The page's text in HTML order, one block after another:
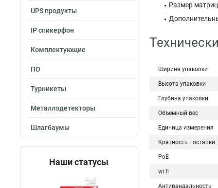
UPS продукты
IP спикерфон
Комплектующие
ПО
Турникеты
Металлодетекторы
Шлагбаумы
Наши статусы
Размер
Ширина упаковки
Высота упаковки
Глубина упаковки
Объемный вес
Единица измерения
Кратность поставки
PoE
wi fi
Антивандальность